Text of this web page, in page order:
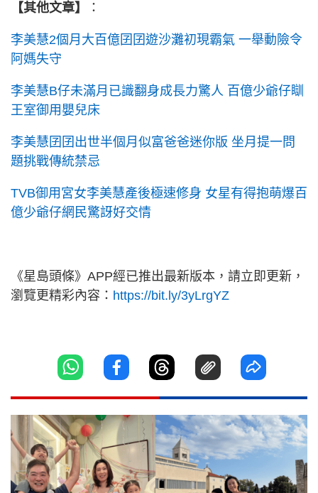
【其他文章】 ：
李美慧2個月大百億囝囝遊沙灘初現霸氣 一舉動險令
阿媽失守
李美慧B仔未滿月已識翻身成長力驚人 百億少爺仔瞓
王室御用嬰兒床
李美慧囝囝出世半個月似富爸爸迷你版 坐月提一問
題挑戰傳統禁忌
TVB御用宮女李美慧產後極速修身 女星有得抱萌爆百
億少爺仔網民驚訝好交情
《星島頭條》APP經已推出最新版本，請立即更新，
瀏覽更精彩內容： https://bit.ly/3yLrgYZ